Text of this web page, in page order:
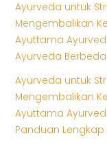
Ayurveda untuk
Mengembalikan
Ayuttama
Ayurveda
Ayurveda untuk
Mengembalikan
Ayuttama
Panduan